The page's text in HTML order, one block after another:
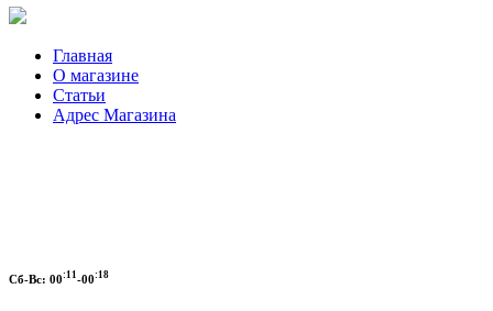
Главная
О магазине
Статьи
Адрес Магазина
Сб-Вс: 00:11 -00:18